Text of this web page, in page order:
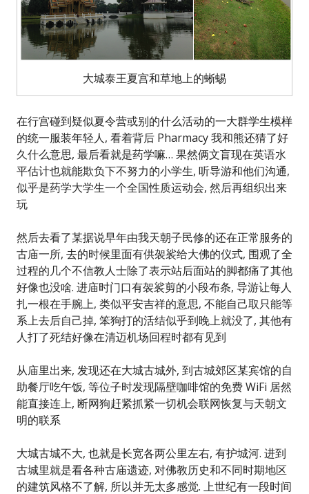
大城泰王夏宫和草地上的蜥蜴
在行宫碰到疑似夏令营或别的什么活动的一大群学生模样
的统一服装年轻人, 看着背后 Pharmacy 我和熊还猜了好
久什么意思, 最后看就是药学嘛… 果然俩文盲现在英语水
平估计也就能欺负下不努力的小学生, 听导游和他们沟通,
似乎是药学大学生一个全国性质运动会, 然后再组织出来
玩
然后去看了某据说早年由我天朝子民修的还在正常服务的
古庙一所, 去的时候里面有供袈裟给大佛的仪式, 围观了全
过程的几个不信教人士除了表示站后面站的脚都痛了其他
好像也没啥. 进庙时门口有袈裟剪的小段布条, 导游让每人
扎一根在手腕上, 类似平安吉祥的意思, 不能自己取只能等
系上去后自己掉, 笨狗打的活结似乎到晚上就没了, 其他有
人打了死结好像在清迈机场回程时都有见到
从庙里出来, 发现还在大城古城外, 到古城郊区某宾馆的自
助餐厅吃午饭, 等位子时发现隔壁咖啡馆的免费 WiFi 居然
能直接连上, 断网狗赶紧抓紧一切机会联网恢复与天朝文
明的联系
大城古城不大, 也就是长宽各两公里左右, 有护城河. 进到
古城里就是看各种古庙遗迹, 对佛教历史和不同时期地区
的建筑风格不了解, 所以并无太多感觉. 上世纪有一段时间